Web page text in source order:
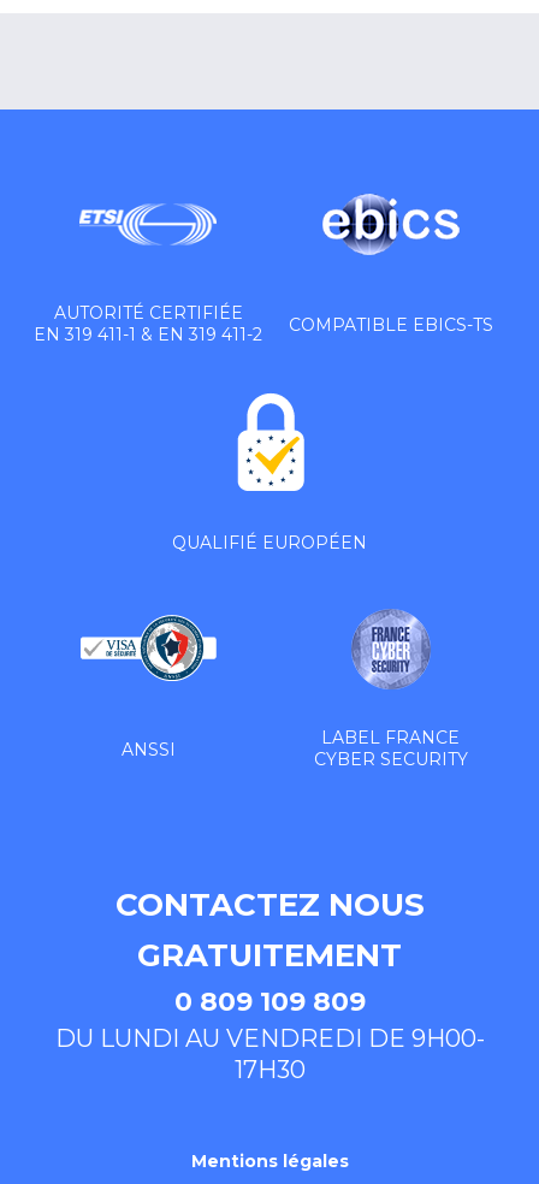
AUTORITÉ CERTIFIÉE
EN 319 411-1 & EN 319 411-2
COMPATIBLE EBICS-TS
QUALIFIÉ EUROPÉEN
ANSSI
LABEL FRANCE
CYBER SECURITY
CONTACTEZ NOUS
GRATUITEMENT
0 809 109 809
DU LUNDI AU VENDREDI DE 9H00-
17H30
Mentions légales